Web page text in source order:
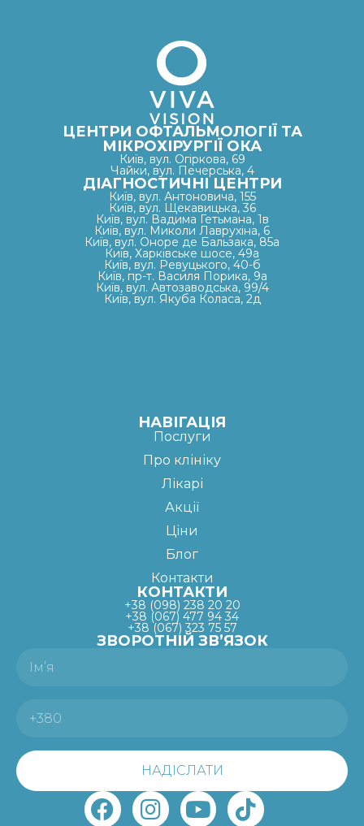
ЦЕНТРИ ОФТАЛЬМОЛОГІЇ ТА
МІКРОХІРУРГІЇ ОКА
Київ, вул. Огіркова, 69
Чайки, вул. Печерська, 4
ДІАГНОСТИЧНІ ЦЕНТРИ
Київ, вул. Антоновича, 155
Київ, вул. Щекавицька, 36
Київ, вул. Вадима Гетьмана, 1в
Київ, вул. Миколи Лаврухіна, 6
Київ, вул. Оноре де Бальзака, 85а
Київ, Харківське шосе, 49а
Київ, вул. Ревуцького, 40-б
Київ, пр-т. Василя Порика, 9а
Київ, вул. Автозаводська, 99/4
Київ, вул. Якуба Коласа, 2д
НАВІГАЦІЯ
Послуги
Про клініку
Лікарі
Акції
Ціни
Блог
Контакти
КОНТАКТИ
+38 (098) 238 20 20
+38 (067) 477 94 34
+38 (067) 323 75 57
ЗВОРОТНІЙ ЗВ’ЯЗОК
НАДІСЛАТИ